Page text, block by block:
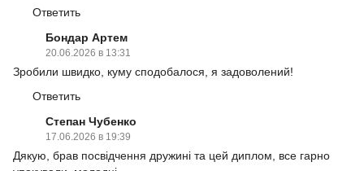
Ответить
Бондар Артем
20.06.2026 в 13:31
Зробили швидко, куму сподобалося, я задоволений!
Ответить
Степан Чубенко
17.06.2026 в 19:39
Дякую, брав посвідчення дружині та цей диплом, все гарно